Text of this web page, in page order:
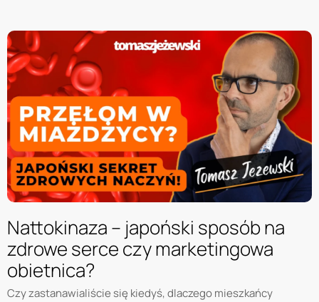
Nattokinaza – japoński sposób na
zdrowe serce czy marketingowa
obietnica?
Czy zastanawialiście się kiedyś, dlaczego mieszkańcy